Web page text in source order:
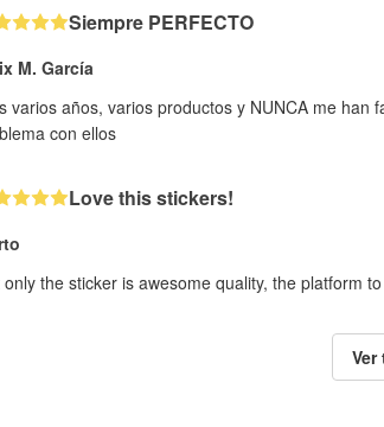
Siempre PERFECTO
M. García
varios años, varios productos y NUNCA me
con ellos
Love this stickers!
only the sticker is awesome quality, the platform